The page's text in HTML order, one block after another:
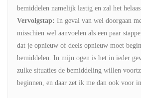
bemiddelen namelijk lastig en zal het
Vervolgstap: In geval van wel doorgaan
misschien wel aanvoelen als een paar
dat je opnieuw of deels opnieuw moet
bemiddelen. In mijn ogen is het in ieder
zulke situaties de bemiddeling willen
beginnen, en daar zet ik me dan ook voor